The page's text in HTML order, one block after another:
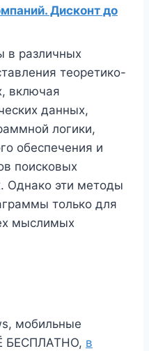
Дисконт до
в различных
теоретико-
включая
данных,
логики,
обеспечения и
поисковых
Однако эти методы
только для
мыслимых
мобильные
БЕСПЛАТНО, в